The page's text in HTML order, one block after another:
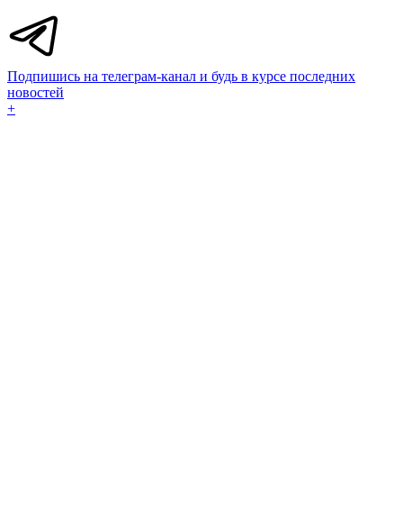
Подпишись на телеграм-канал и будь в курсе последних
новостей
+